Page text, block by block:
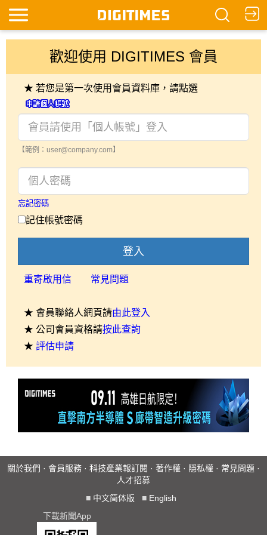
歡迎使用 DIGITIMES 會員
★ 若您是第一次使用會員資料庫，請點選
【範例：user@company.com】
忘記密碼
記住帳號密碼
登入
重寄啟用信 常見問題
★ 會員聯絡人網頁請由此登入
★ 公司會員資格請按此查詢
★ 評估申請
關於我們 · 會員服務 · 科技產業報訂閱 · 著作權 · 隱私權 · 常見問題 ·
人才招募
■ 中文简体版 ■ English
下載新聞App